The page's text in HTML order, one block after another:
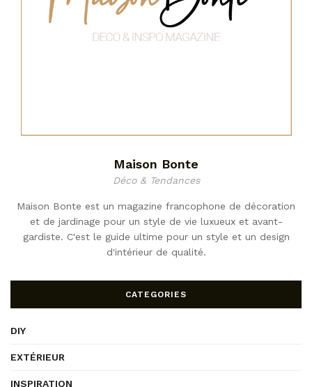
Maison Bonte
Déco & Tendances
Maison Bonte est un magazine francophone de décoration
et de jardinage pour un style de vie luxueux et avant-
gardiste. C'est le guide ultime pour un style et un design
d'intérieur de qualité.
CATEGORIES
DIY
EXTÉRIEUR
INSPIRATION